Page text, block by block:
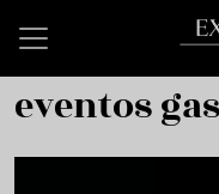
eventos